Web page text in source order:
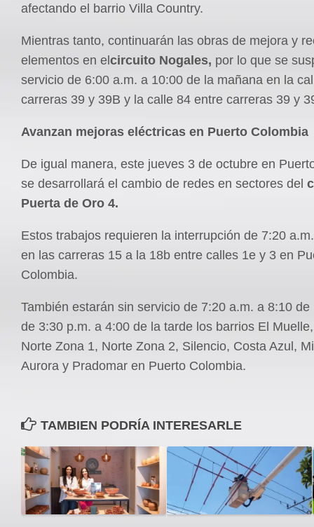
afectando el barrio Villa Country.
Mientras tanto, continuarán las obras de mejora y
elementos en elcircuito Nogales, por lo que se
servicio de 6:00 a.m. a 10:00 de la mañana en la
carreras 39 y 39B y la calle 84 entre carreras 39 y
Avanzan mejoras eléctricas en Puerto Colombia
De igual manera, este jueves 3 de octubre en
se desarrollará el cambio de redes en sectores del
Puerta de Oro 4.
Estos trabajos requieren la interrupción de 7:20
en las carreras 15 a la 18b entre calles 1e y 3 en
Colombia.
También estarán sin servicio de 7:20 a.m. a 8:10 de
de 3:30 p.m. a 4:00 de la tarde los barrios El
Norte Zona 1, Norte Zona 2, Silencio, Costa Azul,
Aurora y Pradomar en Puerto Colombia.
TAMBIEN PODRÍA INTERESARLE